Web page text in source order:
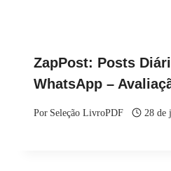
ZapPost: Posts
WhatsApp –
Por Seleção LivroPDF 28 de